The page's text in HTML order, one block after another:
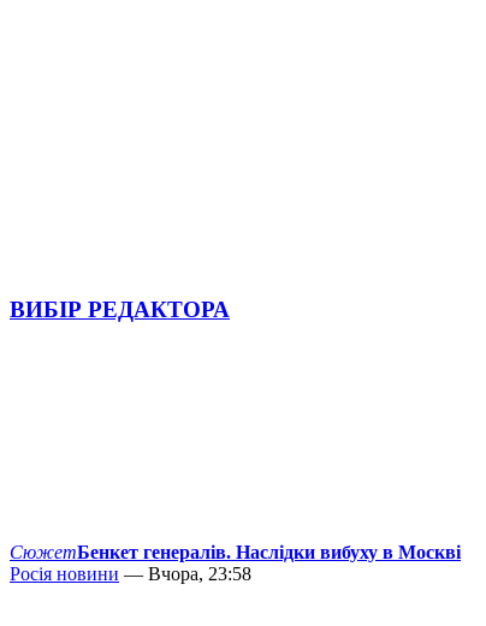
ВИБІР РЕДАКТОРА
СюжетБенкет генералів. Наслідки вибуху в Москві
Росія новини — Вчора, 23:58